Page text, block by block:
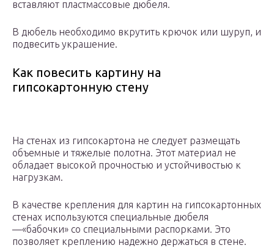
вставляют пластмассовые дюбеля.
В дюбель необходимо вкрутить крючок или шуруп, и
подвесить украшение.
Как повесить картину на
гипсокартонную стену
На стенах из гипсокартона не следует размещать
объемные и тяжелые полотна. Этот материал не
обладает высокой прочностью и устойчивостью к
нагрузкам.
В качестве крепления для картин на гипсокартонных
стенах используются специальные дюбеля
—«бабочки» со специальными распорками. Это
позволяет креплению надежно держаться в стене.